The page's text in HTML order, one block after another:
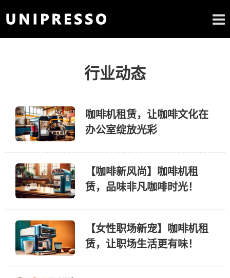
行业动态
咖啡机租赁，让咖啡文化在
办公室绽放光彩
【咖啡新风尚】咖啡机租
赁，品味非凡咖啡时光！
【女性职场新宠】咖啡机租
赁，让职场生活更有味！